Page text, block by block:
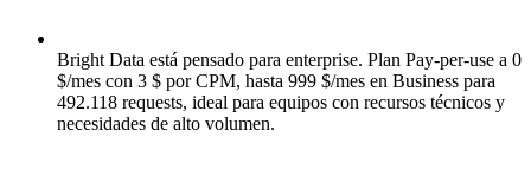
Bright Data está pensado para enterprise. Plan Pay-per-use a 0
$/mes con 3 $ por CPM, hasta 999 $/mes en Business para
492.118 requests, ideal para equipos con recursos técnicos y
necesidades de alto volumen.